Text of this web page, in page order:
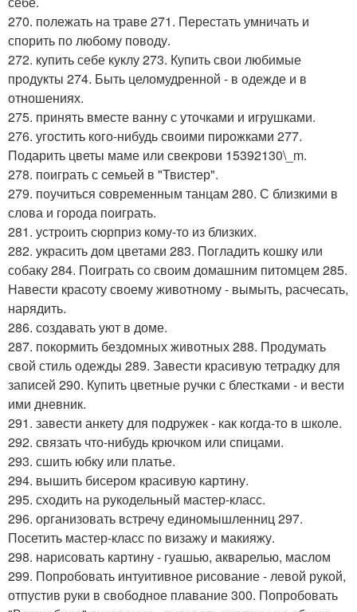
270. полежать на траве 271. Перестать умничать и
спорить по любому поводу.
272. купить себе куклу 273. Купить свои любимые
продукты 274. Быть целомудренной - в одежде и в
отношениях.
275. принять вместе ванну с уточками и игрушками.
276. угостить кого-нибудь своими пирожками 277.
Подарить цветы маме или свекрови 15392130\_m.
278. поиграть с семьей в "Твистер".
279. поучиться современным танцам 280. С близкими в
слова и города поиграть.
281. устроить сюрприз кому-то из близких.
282. украсить дом цветами 283. Погладить кошку или
собаку 284. Поиграть со своим домашним питомцем 285.
Навести красоту своему животному - вымыть, расчесать,
нарядить.
286. создавать уют в доме.
287. покормить бездомных животных 288. Продумать
свой стиль одежды 289. Завести красивую тетрадку для
записей 290. Купить цветные ручки с блестками - и вести
ими дневник.
291. завести анкету для подружек - как когда-то в школе.
292. связать что-нибудь крючком или спицами.
293. сшить юбку или платье.
294. вышить бисером красивую картину.
295. сходить на рукодельный мастер-класс.
296. организовать встречу единомышленниц 297.
Посетить мастер-класс по визажу и макияжу.
298. нарисовать картину - гуашью, акварелью, маслом
299. Попробовать интуитивное рисование - левой рукой,
отпустив руки в свободное плавание 300. Попробовать